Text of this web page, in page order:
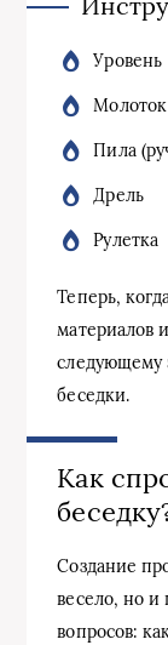
Уровень
Молоток
Пила
Дрель
Рулетка
Теперь,
материалов
следующему
беседки.
Как
Создание
весело, но и
вопросов: